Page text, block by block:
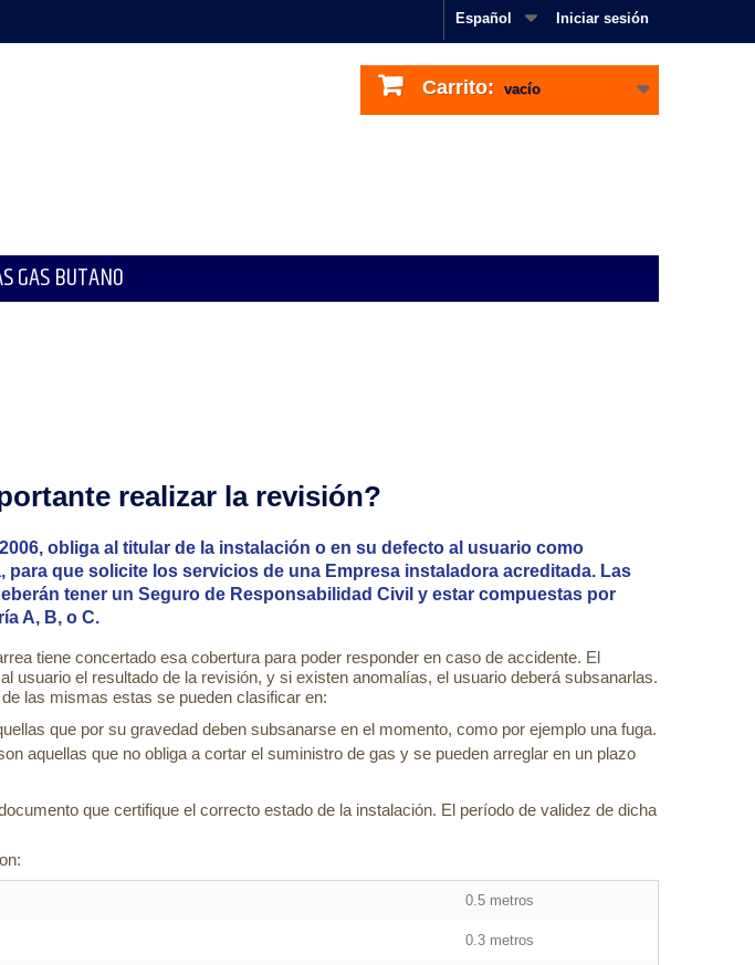
Iniciar sesión
Español
Carrito: vacío
GAS BUTANO
realizar la revisión?
obliga al titular de la instalación o en su defecto al usuario como
para que solicite los servicios de una Empresa instaladora acreditada. Las
tener un Seguro de Responsabilidad Civil y estar compuestas por
A, B, o C.
tiene concertado esa cobertura para poder responder en caso de accidente. El
usuario el resultado de la revisión, y si existen anomalías, el usuario deberá subsanarlas.
las mismas estas se pueden clasificar en:
que por su gravedad deben subsanarse en el momento, como por ejemplo una fuga.
aquellas que no obliga a cortar el suministro de gas y se pueden arreglar en un plazo
que certifique el correcto estado de la instalación. El período de validez de dicha
0.5 metros
0.3 metros